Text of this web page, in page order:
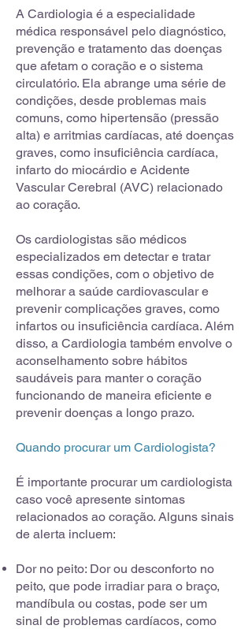
A Cardiologia é a especialidade
médica responsável pelo diagnóstico,
prevenção e tratamento das doenças
que afetam o coração e o sistema
circulatório. Ela abrange uma série de
condições, desde problemas mais
comuns, como hipertensão (pressão
alta) e arritmias cardíacas, até doenças
graves, como insuficiência cardíaca,
infarto do miocárdio e Acidente
Vascular Cerebral (AVC) relacionado
ao coração.
Os cardiologistas são médicos
especializados em detectar e tratar
essas condições, com o objetivo de
melhorar a saúde cardiovascular e
prevenir complicações graves, como
infartos ou insuficiência cardíaca. Além
disso, a Cardiologia também envolve o
aconselhamento sobre hábitos
saudáveis para manter o coração
funcionando de maneira eficiente e
prevenir doenças a longo prazo.
Quando procurar um Cardiologista?
É importante procurar um cardiologista
caso você apresente sintomas
relacionados ao coração. Alguns sinais
de alerta incluem:
Dor no peito: Dor ou desconforto no
peito, que pode irradiar para o braço,
mandíbula ou costas, pode ser um
sinal de problemas cardíacos, como